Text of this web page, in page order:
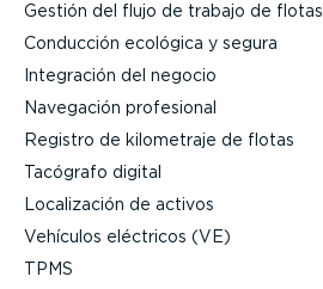
Gestión del flujo de trabajo de flotas
Conducción ecológica y segura
Integración del negocio
Navegación profesional
Registro de kilometraje de flotas
Tacógrafo digital
Locali­zación de activos
Vehículos eléctricos (VE)
TPMS